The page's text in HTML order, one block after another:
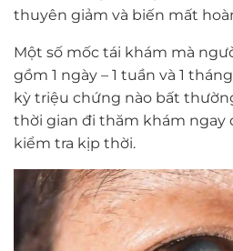
thuyên giảm và biến mất
Một số mốc tái khám mà
gồm 1 ngày – 1 tuần và 1
kỳ triệu chứng nào bất
thời gian đi thăm khám ngay
kiểm tra kịp thời.